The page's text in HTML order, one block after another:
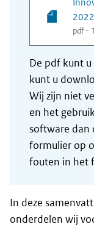
pdf -
De pdf kunt u
kunt u
Wij zijn niet
en het
software dan
formulier op
fouten in het
In deze
onderdelen wij